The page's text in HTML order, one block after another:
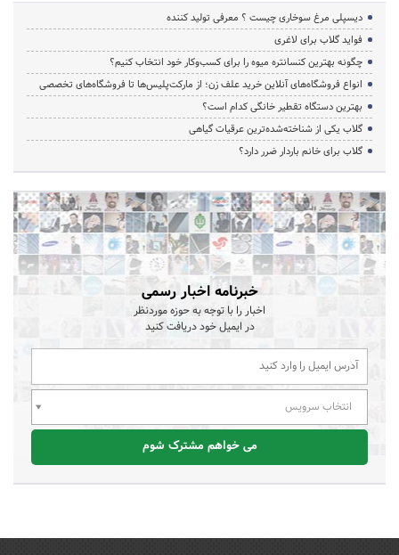
دیسپلی مرغ سوخاری چیست ؟ معرفی تولید کننده
فواید گلاب برای لاغری
چگونه بهترین کنسانتره میوه را برای کسب‌وکار خود انتخاب کنیم؟
انواع فروشگاه‌های آنلاین خرید علف زن؛ از مارکت‌پلیس‌ها تا فروشگاه‌های تخصصی
بهترین دستگاه تقطیر خانگی کدام است؟
گلاب یکی از شناخته‌شده‌ترین عرقیات گیاهی
گلاب برای خانم باردار ضرر دارد؟
خبرنامه اخبار رسمی
اخبار را با توجه به حوزه موردنظر
در ایمیل خود دریافت کنید
انتخاب سرویس
می خواهم مشترک شوم